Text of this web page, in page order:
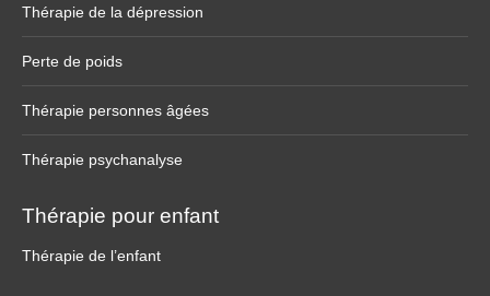
Thérapie de la dépression
Perte de poids
Thérapie personnes âgées
Thérapie psychanalyse
Thérapie pour enfant
Thérapie de l’enfant